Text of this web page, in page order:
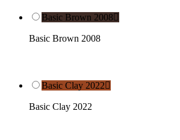
Basic Brown 2008
Basic Brown 2008
Basic Clay 2022
Basic Clay 2022